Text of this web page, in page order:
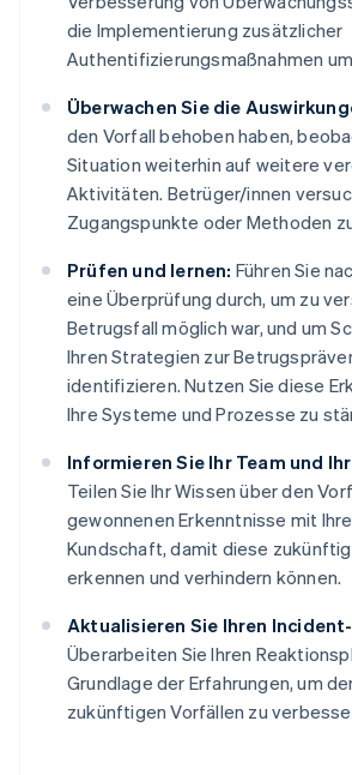
die Implementierung zusätzlicher
Authentifizierungsmaßnahmen
Überwachen Sie die
den Vorfall behoben haben,
Situation weiterhin auf weitere
Aktivitäten. Betrüger/innen
Zugangspunkte oder Methoden
Prüfen und lernen: Führen Sie
eine Überprüfung durch, um zu
Betrugsfall möglich war, und um
Ihren Strategien zur
identifizieren. Nutzen Sie diese
Ihre Systeme und Prozesse zu
Informieren Sie Ihr Team und
Teilen Sie Ihr Wissen über den
gewonnenen Erkenntnisse mit
Kundschaft, damit diese
erkennen und verhindern können.
Aktualisieren Sie Ihren
Überarbeiten Sie Ihren
Grundlage der Erfahrungen, um
zukünftigen Vorfällen zu